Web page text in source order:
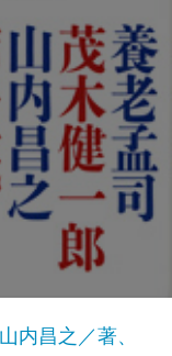
内昌之／著、